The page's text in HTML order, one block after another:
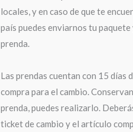
locales, y en caso de que te
país puedes enviarnos tu
prenda.
Las prendas cuentan con 15 días
compra para el cambio.
prenda, puedes realizarlo.
ticket de cambio y el artículo